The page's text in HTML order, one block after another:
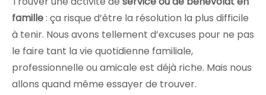
famille: ça risque d’être la résolution la plus difficile
à tenir. Nous avons tellement d’excuses pour ne pas
le faire tant la vie quotidienne familiale,
professionnelle ou amicale est déjà riche. Mais nous
allons quand même essayer de trouver.